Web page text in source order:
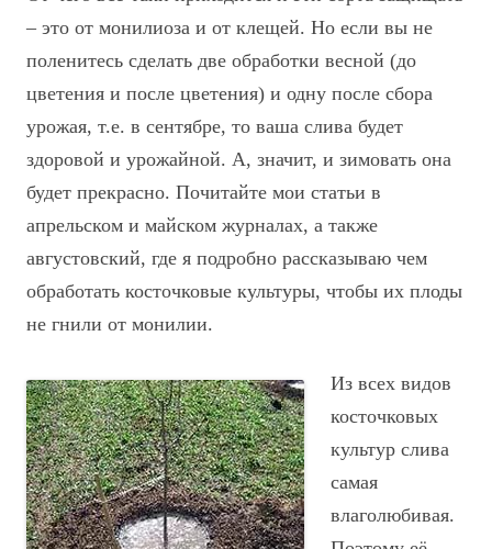
– это от монилиоза и от клещей. Но если вы не
поленитесь сделать две обработки весной (до
цветения и после цветения) и одну после сбора
урожая, т.е. в сентябре, то ваша слива будет
здоровой и урожайной. А, значит, и зимовать она
будет прекрасно. Почитайте мои статьи в
апрельском и майском журналах, а также
августовский, где я подробно рассказываю чем
обработать косточковые культуры, чтобы их плоды
не гнили от монилии.
Из всех видов
косточковых
культур слива
самая
влаголюбивая.